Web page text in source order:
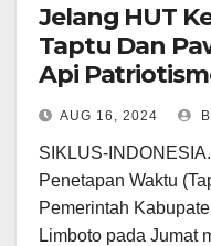
Jelang HUT
Taptu Dan
Api
AUG 16, 2024
SIKLUS-
Penetapan Waktu
Pemerintah
Limboto pada Jumat